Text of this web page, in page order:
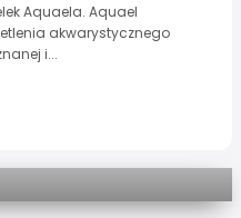
Aquaela. Aquael
akwarystycznego
i...